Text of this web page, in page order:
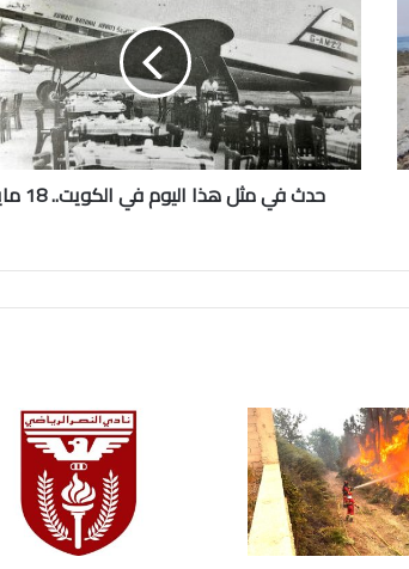
مثل
هذا
اليوم
في
الكويت..
18
مايو
حدث في مثل هذا اليوم في الكويت.. 18 مايو